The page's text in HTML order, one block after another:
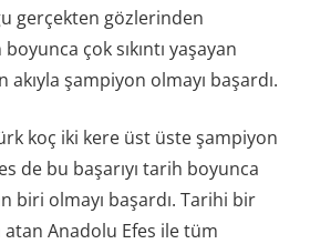
gerçekten gözlerinden
çok sıkıntı yaşayan
akıyla şampiyon olmayı başardı.
koç iki kere üst üste şampiyon
de bu başarıyı tarih boyunca
biri olmayı başardı. Tarihi bir
Anadolu Efes ile tüm